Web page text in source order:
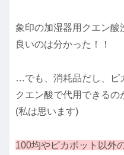
象印の加湿器用クエン
良いのは分かった！！
…でも、消耗品だし、ピ
クエン酸で代用できるの
(私は思います)
100均やピカポット以外